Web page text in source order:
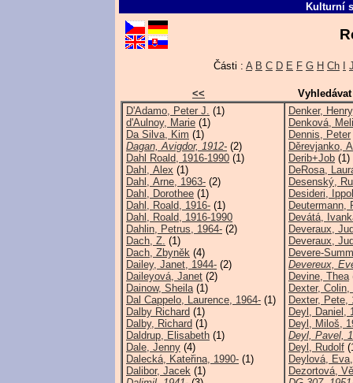
Kulturní
Části : A B C D E F G H Ch
<<
D'Adamo, Peter J. (1)
d'Aulnoy, Marie (1)
Da Silva, Kim (1)
Dagan, Avigdor, 1912- (2)
Dahl Roald, 1916-1990 (1)
Dahl, Alex (1)
Dahl, Arne, 1963- (2)
Dahl, Dorothee (1)
Dahl, Roald, 1916- (1)
Dahl, Roald, 1916-1990
Dahlin, Petrus, 1964- (2)
Dach, Z. (1)
Dach, Zbyněk (4)
Dailey, Janet, 1944- (2)
Daileyová, Janet (2)
Dainow, Sheila(1)
Dal Cappelo, Laurence, 1964- (1)
Dalby Richard (1)
Dalby, Richard (1)
Daldrup, Elisabeth (1)
Dale, Jenny (4)
Dalecká, Kateřina, 1990- (1)
Dalibor, Jacek (1)
Denker,
Denková,
Dennis, Peter
Děrevjanko,
Derib+Job (1)
DeRosa,
Desenský,
Desideri,
Deutermann,
Devátá,
Deveraux,
Deveraux,
Devere-
Devereux,
Devine, Thea
Dexter, Colin,
Dexter, Pete,
Deyl, Daniel,
Deyl, Miloš,
Deyl, Pavel,
Deyl, Rudolf
Deylová,
Dezortová,